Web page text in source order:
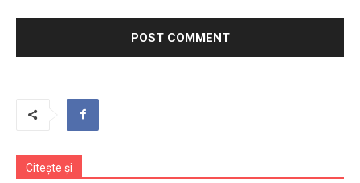
Citește și